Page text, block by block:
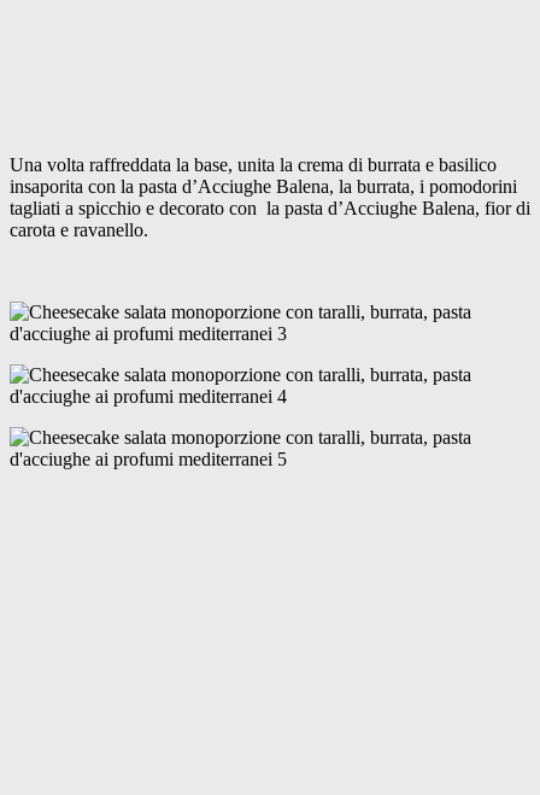
Una volta raffreddata la base, unita la crema di burrata e basilico
insaporita con la pasta d’Acciughe Balena, la burrata, i pomodorini
tagliati a spicchio e decorato con la pasta d’Acciughe Balena, fior di
carota e ravanello.